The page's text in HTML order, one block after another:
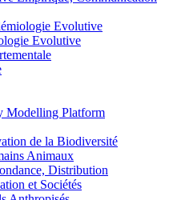
Evolutive
Evolutive
Modelling Platform
de la Biodiversité
Animaux
Distribution
et Sociétés